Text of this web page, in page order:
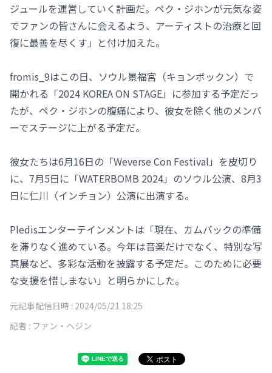
ジュールを運営していく計画だ。ペク・ジホンが元気な姿
でファンの皆さんに会えるよう、アーティストの治療と回
復に最善を尽くす」と付け加えた。
fromis_9はこの日、ソウル景福宮（キョンボックン）で
開かれる「2024 KOREA ON STAGE」に参加する予定だっ
たが、ペク・ジホンの腹痛により、彼女を除く他のメンバ
ーでステージに上がる予定だ。
彼女たちは6月16日の「Weverse Con Festival」を皮切り
に、7月5日に「WATERBOMB 2024」のソウル公演、8月3
日に仁川（インチョン）公演に出演する。
Pledisエンターテインメントは「現在、カムバックの準備
を滞りなく進めている。今年は音楽だけでなく、特別な写
真展など、多彩な活動を披露する予定だ。このために必要
な支援を惜しまない」と明らかにした。
元記事配信日時 : 2024/05/21 18:25
記者 : ファン・ヘジン